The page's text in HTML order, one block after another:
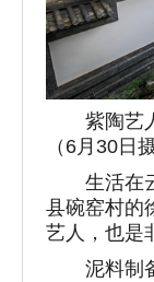
紫陶艺人
（6月30日
生活在云
县碗窑村的
艺人，也是
泥料制备